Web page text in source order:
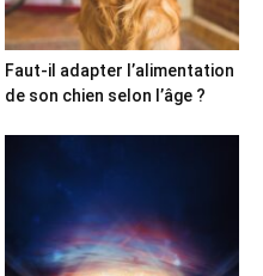
Faut-il adapter l’alimentation
de son chien selon l’âge ?